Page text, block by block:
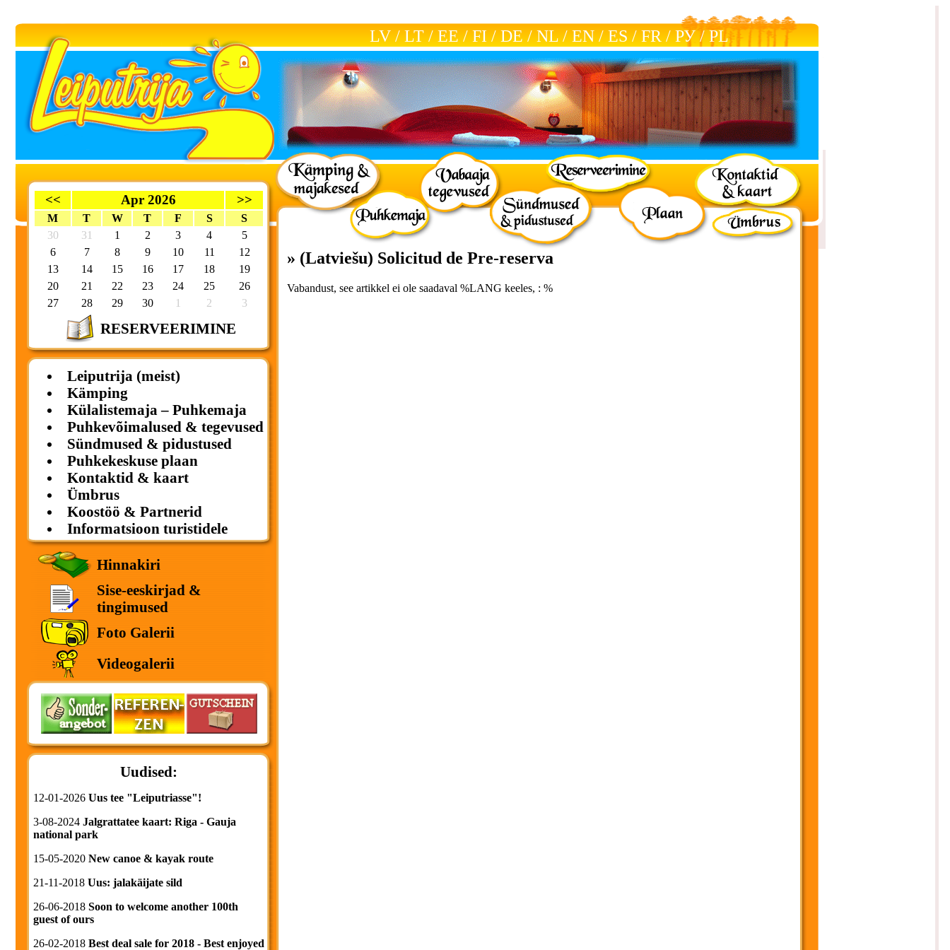
LV / LT / EE / FI / DE / NL / EN / ES / FR / РУ/РL
<< Apr 2026 >>
M T W T F S
S
30
31 1 2 3 4
5
6
7 8 9 10 11
12
13
14 15 16 17 18
19
20
21 22 23 24 25
26
27
28 29 30 1 2 3
RESERVEERIMINE
Leiputrija (meist)
Kämping
Külalistemaja – Puhkemaja
Puhkevõimalused & tegevused
Sündmused & pidustused
Puhkekeskuse plaan
Kontaktid & kaart
Ümbrus
Koostöö & Partnerid
Informatsioon turistidele
Hinnakiri
Sise-eeskirjad &
tingimused
Foto Galerii
Videogalerii
Uudised:
12-01-2026 Uus tee "Leiputriasse"!
3-08-2024 Jalgrattatee kaart: Riga - Gauja
national park
15-05-2020 New canoe & kayak route
21-11-2018 Uus: jalakäijate sild
26-06-2018 Soon to welcome another 100th
guest of ours
26-02-2018 Best deal sale for 2018 - Best enjoyed
» (Latviešu) Solicitud de Pre-reserva
Vabandust, see artikkel ei ole saadaval %LANG keeles, : %